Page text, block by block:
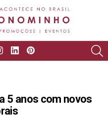
instagram
linkedin
5 anos com novos